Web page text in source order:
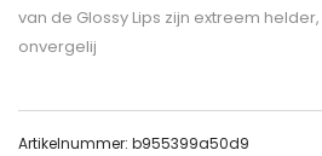
van de Glossy Lips zijn extreem
onvergelij
Artikelnummer: b955399a50d9